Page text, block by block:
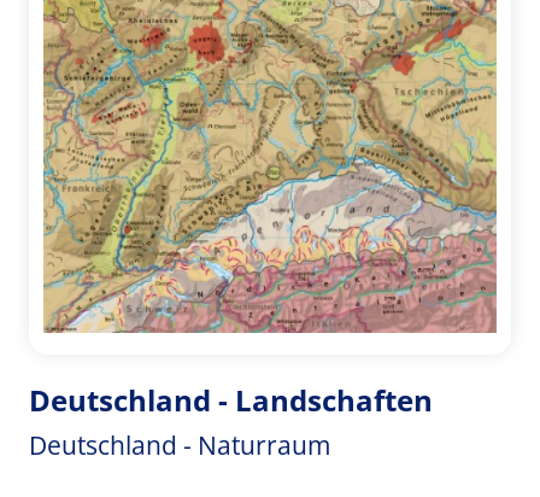
Deutschland - Landschaften
Deutschland - Naturraum